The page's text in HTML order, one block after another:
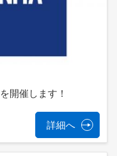
開催します！
詳細へ